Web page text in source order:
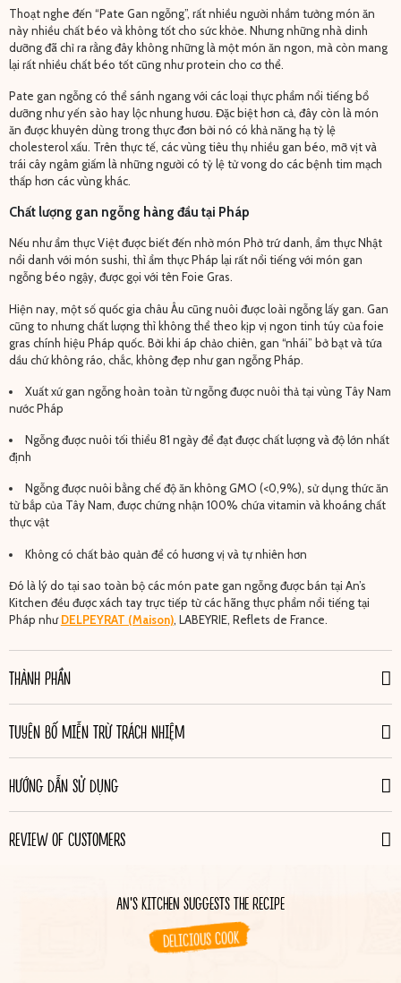
Thoạt nghe đến “Pate Gan ngỗng”, rất nhiều người nhầm tưởng món ăn
này nhiều chất béo và không tốt cho sức khỏe. Nhưng những nhà dinh
dưỡng đã chỉ ra rằng đây không những là một món ăn ngon, mà còn mang
lại rất nhiều chất béo tốt cũng như protein cho cơ thể.
Pate gan ngỗng có thể sánh ngang với các loại thực phẩm nổi tiếng bổ
dưỡng như yến sào hay lộc nhung hươu. Đặc biệt hơn cả, đây còn là món
ăn được khuyên dùng trong thực đơn bởi nó có khả năng hạ tỷ lệ
cholesterol xấu. Trên thực tế, các vùng tiêu thụ nhiều gan béo, mỡ vịt và
trái cây ngâm giấm là những người có tỷ lệ tử vong do các bệnh tim mạch
thấp hơn các vùng khác.
Chất lượng gan ngỗng hàng đầu tại Pháp
Nếu như ẩm thực Việt được biết đến nhờ món Phở trứ danh, ẩm thực Nhật
nổi danh với món sushi, thì ẩm thực Pháp lại rất nổi tiếng với món gan
ngỗng béo ngậy, được gọi với tên Foie Gras.
Hiện nay, một số quốc gia châu Âu cũng nuôi được loài ngỗng lấy gan. Gan
cũng to nhưng chất lượng thì không thể theo kịp vị ngon tinh túy của foie
gras chính hiệu Pháp quốc. Bởi khi áp chảo chiên, gan “nhái” bở bạt và tứa
dầu chứ không ráo, chắc, không đẹp như gan ngỗng Pháp.
Xuất xứ gan ngỗng hoàn toàn từ ngỗng được nuôi thả tại vùng Tây Nam
nước Pháp
Ngỗng được nuôi tối thiểu 81 ngày để đạt được chất lượng và độ lớn nhất
định
Ngỗng được nuôi bằng chế độ ăn không GMO (<0,9%), sử dụng thức ăn
từ bắp của Tây Nam, được chứng nhận 100% chứa vitamin và khoáng chất
thực vật
Không có chất bảo quản để có hương vị và tự nhiên hơn
Đó là lý do tại sao toàn bộ các món pate gan ngỗng được bán tại An’s
Kitchen đều được xách tay trực tiếp từ các hãng thực phẩm nổi tiếng tại
Pháp nhưDELPEYRAT (Maison), LABEYRIE, Reflets de France.
THÀNH PHẦN
TUYÊN BỐ MIỄN TRỪ TRÁCH NHIỆM
HƯỚNG DẪN SỬ DỤNG
REVIEW OF CUSTOMERS
AN'S KITCHEN SUGGESTS THE RECIPE
DELICIOUS COOK